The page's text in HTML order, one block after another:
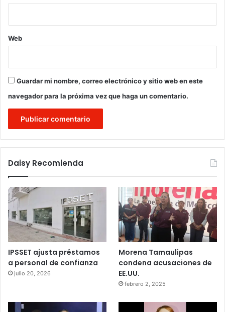
Web
Guardar mi nombre, correo electrónico y sitio web en este
navegador para la próxima vez que haga un comentario.
Daisy Recomienda
IPSSET ajusta préstamos
a personal de confianza
julio 20, 2026
Morena Tamaulipas
condena acusaciones de
EE.UU.
febrero 2, 2025